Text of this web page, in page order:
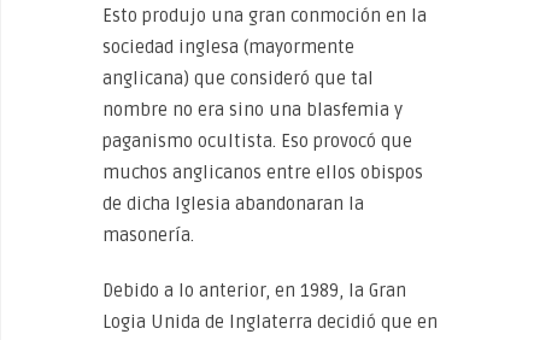
Esto produjo una gran conmoción en la
sociedad inglesa (mayormente
anglicana) que consideró que tal
nombre no era sino una blasfemia y
paganismo ocultista. Eso provocó que
muchos anglicanos entre ellos obispos
de dicha Iglesia abandonaran la
masonería.
Debido a lo anterior, en 1989, la Gran
Logia Unida de Inglaterra decidió que en